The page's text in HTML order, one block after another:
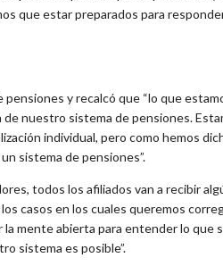
que estar preparados para
y recalcó que “lo que
nuestro sistema de pensiones.
individual, pero como hemos
sistema de pensiones”.
todos los afiliados van a recibir
casos en los cuales queremos
mente abierta para entender lo que
sistema es posible”.